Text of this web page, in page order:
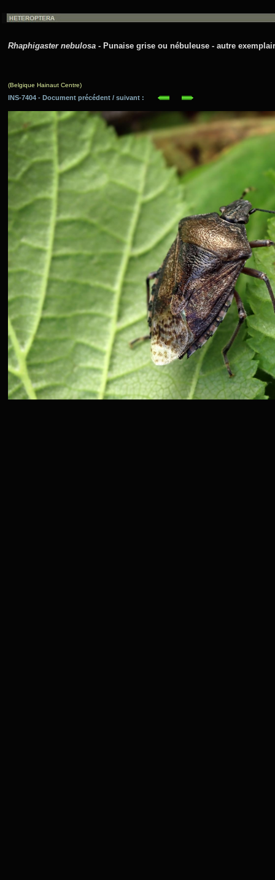
Rhaphigaster nebulosa - Punaise grise ou nébuleuse - autre
(Belgique Hainaut Centre)
INS-7404 - Document précédent / suivant :